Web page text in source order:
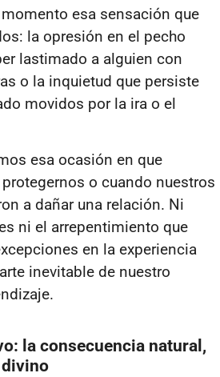
esa sensación que
la opresión en el pecho
lastimado a alguien con
o la inquietud que persiste
movidos por la ira o el
esa ocasión en que
o cuando nuestros
a dañar una relación. Ni
ni el arrepentimiento que
en la experiencia
inevitable de nuestro
la consecuencia natural,